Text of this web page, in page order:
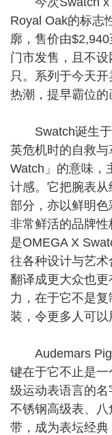
Royal Oak的标志
廓，售价由
门市发售，且不
只。系列于今天
热潮，提早霸位的
Swatch诞生于
英危机时的自救
Watch」的意味，
计感。它把腕表
部分，亦以鲜明
非常鲜活的品牌
是OMEGA X
往各种设计与艺术
翻译成更大众也更
力，在于它不是
装，令更多人可以
Audemars
键在于它不止是
级运动表语言的
不锈钢高级表、
带，成为表坛经